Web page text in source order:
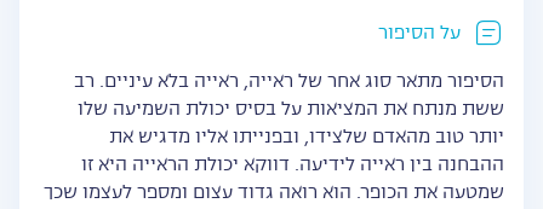
על הסיפור
הסיפור מתאר סוג אחר של ראייה, ראייה בלא עיניים. רב
ששת מנתח את המציאות על בסיס יכולת השמיעה שלו
יותר טוב מהאדם שלצידו, ובפנייתו אליו מדגיש את
ההבחנה בין ראייה לידיעה. דווקא יכולת הראייה היא זו
שמטעה את הכופר. הוא רואה גדוד עצום ומספר לעצמו שכך